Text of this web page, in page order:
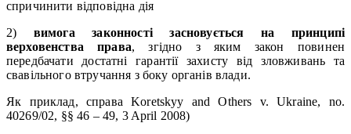
спричинити відповідна дія
2) вимога законності засновується на принципі
верховенства права, згідно з яким закон повинен
передбачати достатні гарантії захисту від зловживань та
свавільного втручання з боку органів влади.
Як приклад, справа Koretskyy and Others v. Ukraine, no.
40269/02, §§ 46 – 49, 3 April 2008)